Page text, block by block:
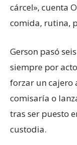
cárcel», cuenta
comida, rutina,
Gerson pasó
siempre por
forzar un cajero
comisaría o
tras ser puesto
custodia.